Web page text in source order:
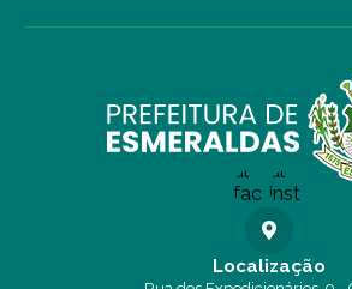
Localização